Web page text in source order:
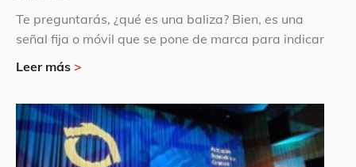
Te preguntarás, ¿qué es una baliza? Bien, es una
señal fija o móvil que se pone de marca para indicar
Leer más >